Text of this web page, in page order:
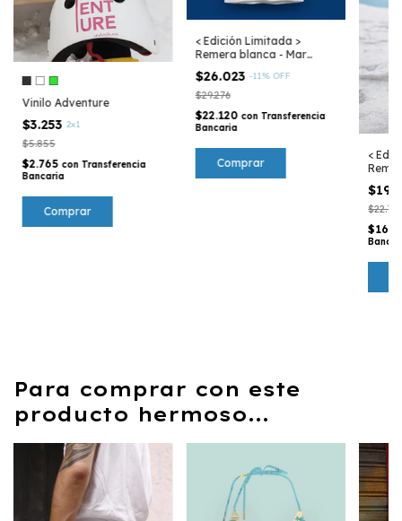
Vinilo Adventure
$3.253 2x1
$5.855
$2.765 con Transferencia
Bancaria
Comprar
< Edición Limitada >
Remera blanca - Mar
Argentino
$26.023 -11% OFF
$29.276
$22.120 con Transferencia
Bancaria
Comprar
<
Mar
Para comprar con este
producto hermoso...